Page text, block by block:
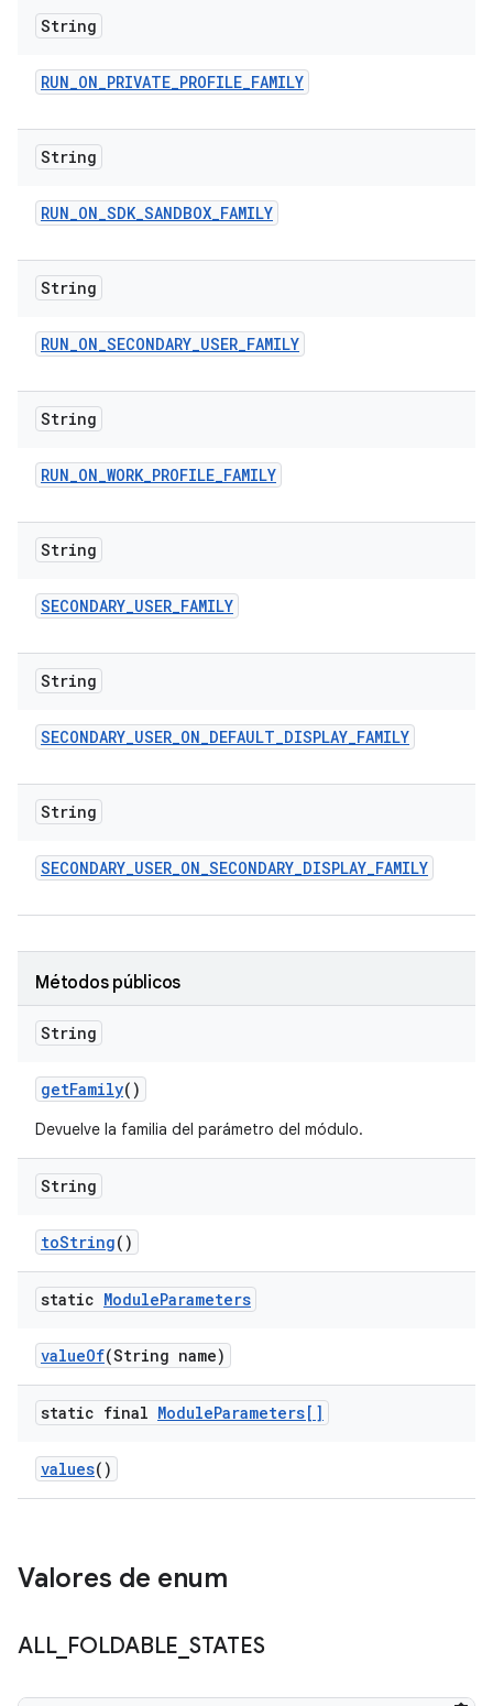
String
RUN_ON_PRIVATE_PROFILE_FAMILY
String
RUN_ON_SDK_SANDBOX_FAMILY
String
RUN_ON_SECONDARY_USER_FAMILY
String
RUN_ON_WORK_PROFILE_FAMILY
String
SECONDARY_USER_FAMILY
String
SECONDARY_USER_ON_DEFAULT_DISPLAY_FAMILY
String
SECONDARY_USER_ON_SECONDARY_DISPLAY_FAMILY
Métodos públicos
String
getFamily()
Devuelve la familia del parámetro del módulo.
String
toString()
static ModuleParameters
valueOf(String name)
static final ModuleParameters[]
values()
Valores de enum
ALL_ FOLDABLE STATES